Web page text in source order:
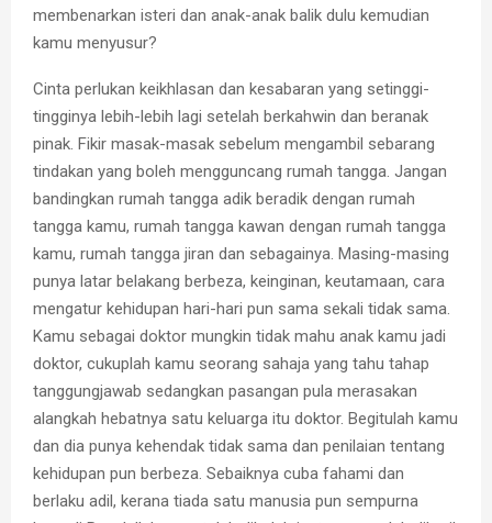
membenarkan isteri dan anak-anak balik dulu kemudian
kamu menyusur?
Cinta perlukan keikhlasan dan kesabaran yang setinggi-
tingginya lebih-lebih lagi setelah berkahwin dan beranak
pinak. Fikir masak-masak sebelum mengambil sebarang
tindakan yang boleh mengguncang rumah tangga. Jangan
bandingkan rumah tangga adik beradik dengan rumah
tangga kamu, rumah tangga kawan dengan rumah tangga
kamu, rumah tangga jiran dan sebagainya. Masing-masing
punya latar belakang berbeza, keinginan, keutamaan, cara
mengatur kehidupan hari-hari pun sama sekali tidak sama.
Kamu sebagai doktor mungkin tidak mahu anak kamu jadi
doktor, cukuplah kamu seorang sahaja yang tahu tahap
tanggungjawab sedangkan pasangan pula merasakan
alangkah hebatnya satu keluarga itu doktor. Begitulah kamu
dan dia punya kehendak tidak sama dan penilaian tentang
kehidupan pun berbeza. Sebaiknya cuba fahami dan
berlaku adil, kerana tiada satu manusia pun sempurna